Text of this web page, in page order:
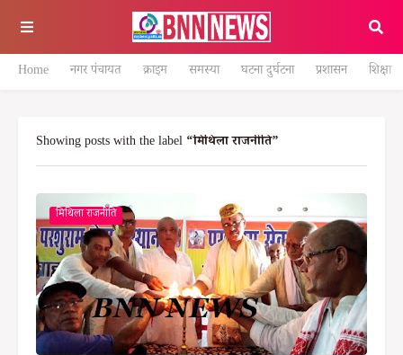
Home नगर पंचायत क्राइम समस्या घटना दुर्घटना प्रशासन शिक्षा
Showing posts with the label मिथिला राजनीति
मिथिला राजनीति